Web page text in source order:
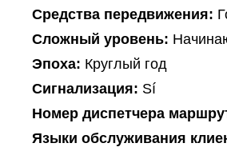
Cредства передвижения:
Сложный уровень:
Эпоха: Круглый год
Сигнализация: Sí
Hомер диспетчера
Языки обслуживания